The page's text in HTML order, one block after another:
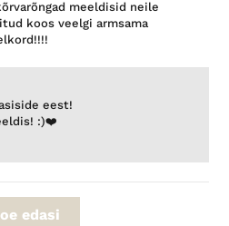
meeldisid neile
koos veelgi armsama
eest!
:)❤️
edasi